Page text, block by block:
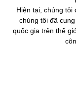
Hiện tại, chúng tôi
chúng tôi đã
quốc gia trên thế